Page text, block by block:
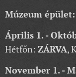
Múzeum épület:
Április 1. -
Hétfőn: ZÁRVA,
November 1. -